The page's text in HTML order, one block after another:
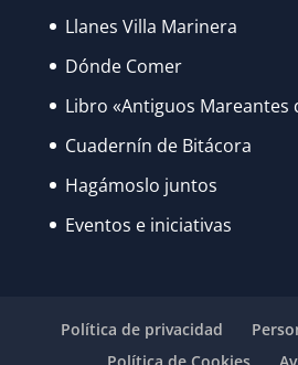
Llanes Villa Marinera
Dónde Comer
Libro «Antiguos Mareantes
Cuadernín de Bitácora
Hagámoslo juntos
Eventos e iniciativas
Política de privacidad